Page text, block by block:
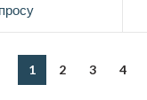
1 2 3 4